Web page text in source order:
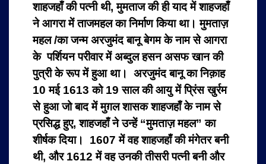
शाहजहाँ की पत्नी थी, मुमताज की ही याद में शाहजहाँ
ने आगरा में ताजमहल का निर्माण किया था। मुमताज़
महल /का जन्म अरजुमंद बानू बेगम के नाम से आगरा
के पर्शियन परीवार में अब्दुल हसन असफ खान की
पुत्री के रूप में हुआ था। अरजुमंद बानू का निक़ाह
10 मई 1613 को 19 साल की आयु में प्रिंस खुर्रम
से हुआ जो बाद में मुग़ल शासक शाहजहाँ के नाम से
प्रसिद्ध हुए, शाहजहाँ ने उन्हें “मुमताज़ महल” का
शीर्षक दिया। 1607 में वह शाहजहाँ की मंगेतर बनी
थी, और 1612 में वह उनकी तीसरी पत्नी बनी और